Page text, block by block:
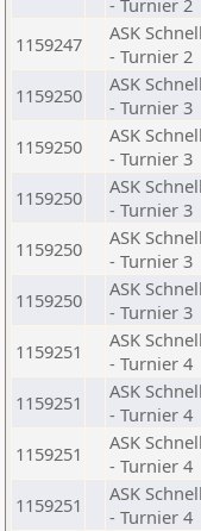
- Turnier 2
1159247
ASK
- Turnier 2
1159250
ASK
- Turnier 3
1159250
ASK
- Turnier 3
1159250
ASK
- Turnier 3
1159250
ASK
- Turnier 3
1159250
ASK
- Turnier 3
1159251
ASK
- Turnier 4
1159251
ASK
- Turnier 4
1159251
ASK
- Turnier 4
1159251
ASK
- Turnier 4